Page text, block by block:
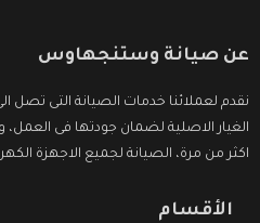
عن صيانة وستنجهاوس
نقدم لعملائنا خدمات الصيانة التى
الغيار الاصلية لضمان جودتها فى
اكثر من مرة، الصيانة لجميع الاجهزة
الأقسام